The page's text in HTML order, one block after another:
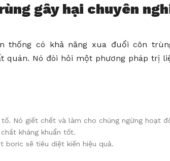
gây hại chuyên
thống có khả năng xua đuổi côn
quán. Nó đòi hỏi một phương pháp trị
Nó giết chết và làm cho chúng ngừng hoạt
kháng khuẩn tốt.
boric sẽ tiêu diệt kiến hiệu quả.